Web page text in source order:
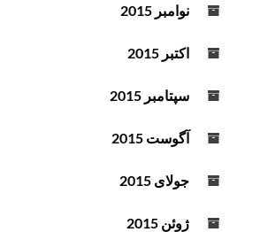
نوامبر 2015
اکتبر 2015
سپتامبر 2015
آگوست 2015
جولای 2015
ژوئن 2015